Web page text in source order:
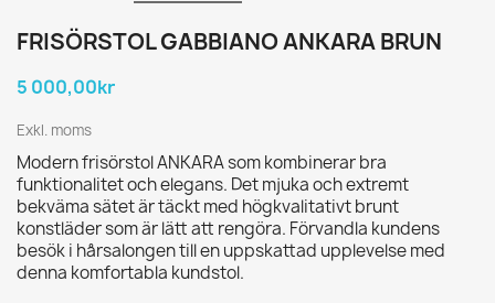
FRISÖRSTOL GABBIANO ANKARA BRUN
5 000,00kr
Exkl. moms
Modern frisörstol ANKARA som kombinerar bra
funktionalitet och elegans. Det mjuka och extremt
bekväma sätet är täckt med högkvalitativt brunt
konstläder som är lätt att rengöra. Förvandla kundens
besök i hårsalongen till en uppskattad upplevelse med
denna komfortabla kundstol.